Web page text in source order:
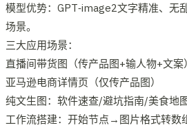
模型优势：GPT‑image2文字精准、无
场景。
三大应用场景：
直播间带货图（传产品图+输人物+文案）
亚马逊电商详情页（仅传产品图）
纯文生图：软件速查/避坑指南/美食地
工作流搭建：开始节点→图片格式转